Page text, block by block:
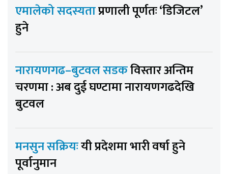
एमालेको सदस्यताप्रणाली पूर्णतः ‘डिजिटल’
हुने
नारायणगढ–बुटवल सडकविस्तार अन्तिम
चरणमा : अब दुई घण्टामा नारायणगढदेखि
बुटवल
मनसुन सक्रियःयी प्रदेशमा भारी वर्षा हुने
पूर्वानुमान